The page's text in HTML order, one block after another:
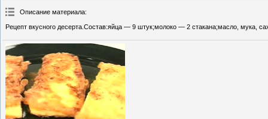
Описание материала:
Рецепт вкусного десерта.Состав:яйца — 9 штук;молоко — 2 стакана;масло, мука,